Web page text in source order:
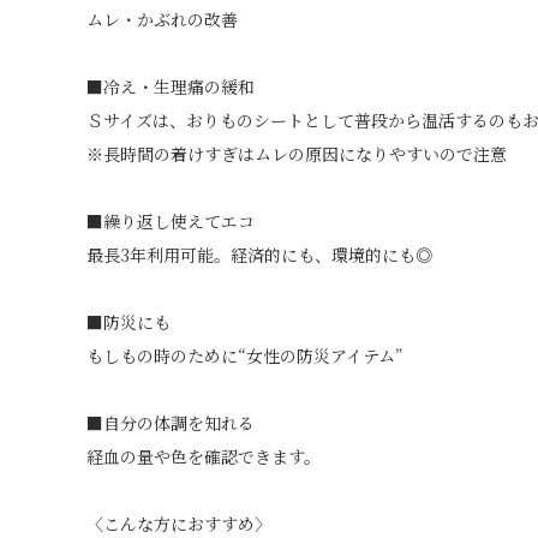
ムレ・かぶれの改善
■冷え・生理痛の緩和
Ｓサイズは、おりものシートとして普段から温活するのもお
※長時間の着けすぎはムレの原因になりやすいので注意
■繰り返し使えてエコ
最長3年利用可能。経済的にも、環境的にも◎
■防災にも
もしもの時のために“女性の防災アイテム”
■自分の体調を知れる
経血の量や色を確認できます。
〈こんな方におすすめ〉